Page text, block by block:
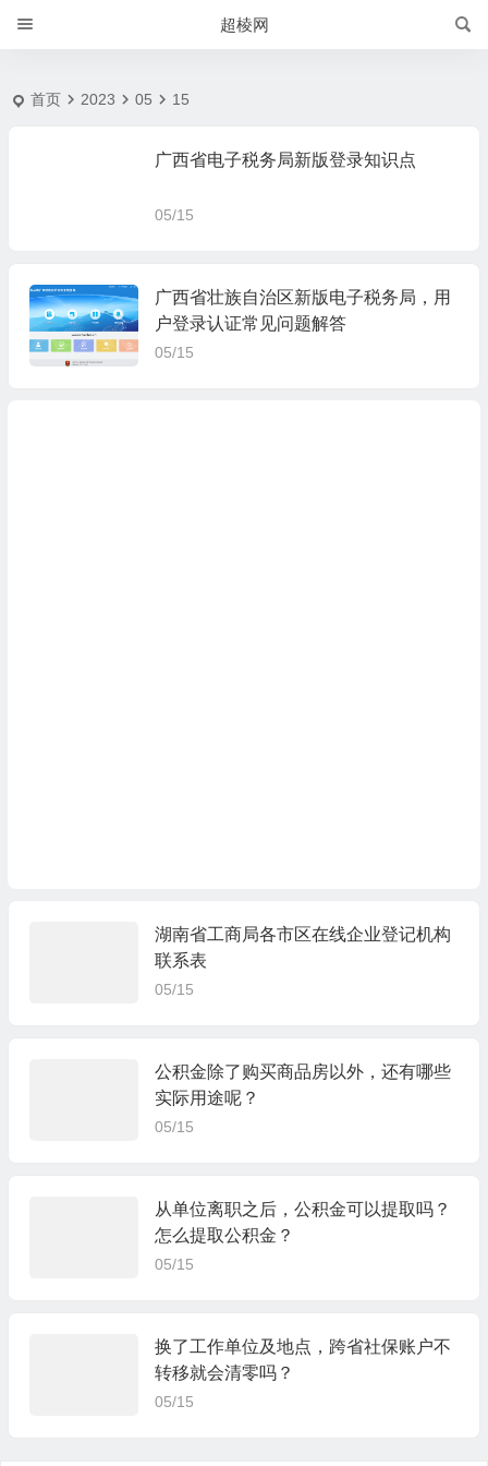
超棱网
首页 2023 05 15
广西省电子税务局新版登录知识点
05/15
广西省壮族自治区新版电子税务局，用
户登录认证常见问题解答
05/15
湖南省工商局各市区在线企业登记机构
联系表
05/15
公积金除了购买商品房以外，还有哪些
实际用途呢？
05/15
从单位离职之后，公积金可以提取吗？
怎么提取公积金？
05/15
换了工作单位及地点，跨省社保账户不
转移就会清零吗？
05/15